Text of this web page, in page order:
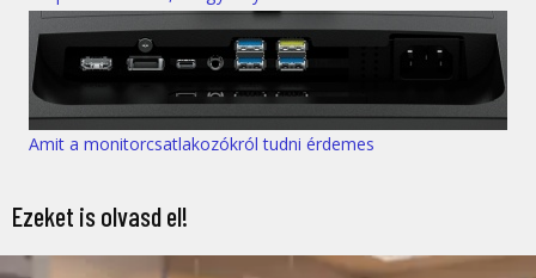
Amit a monitorcsatlakozókról tudni érdemes
Ezeket is olvasd el!